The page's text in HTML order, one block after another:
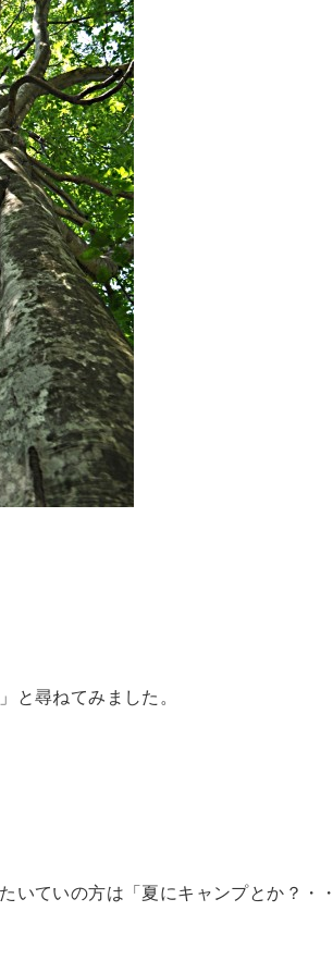
尋ねてみました。
いていの方は「夏にキャンプとか？・